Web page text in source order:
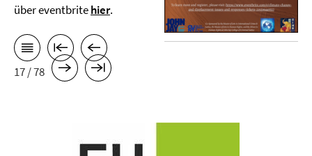
über eventbritehier.
17 / 78